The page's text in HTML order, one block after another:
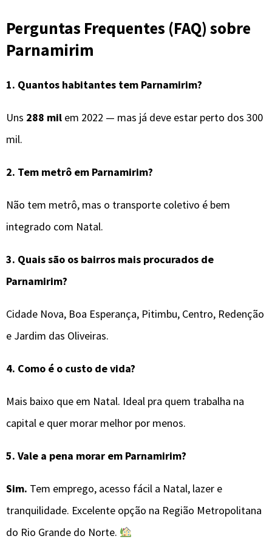
Perguntas Frequentes (FAQ) sobre
Parnamirim
1. Quantos habitantes tem Parnamirim?
Uns 288 mil em 2022 — mas já deve estar perto dos 300
mil.
2. Tem metrô em Parnamirim?
Não tem metrô, mas o transporte coletivo é bem
integrado com Natal.
3. Quais são os bairros mais procurados de
Parnamirim?
Cidade Nova, Boa Esperança, Pitimbu, Centro, Redenção
e Jardim das Oliveiras.
4. Como é o custo de vida?
Mais baixo que em Natal. Ideal pra quem trabalha na
capital e quer morar melhor por menos.
5. Vale a pena morar em Parnamirim?
Sim. Tem emprego, acesso fácil a Natal, lazer e
tranquilidade. Excelente opção na Região Metropolitana
do Rio Grande do Norte.